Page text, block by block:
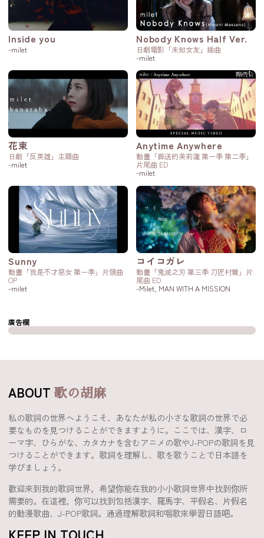
Inside you
-milet
Nobody Knows Half Ver.
日劇電影「未知女友」插曲
-milet
花束
日劇「反英雄」主題曲
-milet
Anytime Anywhere
動畫「葬送的芙莉蓮 第一季 第二季」
片尾曲 ED
-milet
Sunny
動畫「我是不才惡女 第一季」片頭曲
OP
-milet
コイコガレ
動畫「鬼滅之刃 第三季 刀匠村篇」片
尾曲 ED
-Milet, MAN WITH A MISSION
廣告欄
ABOUT歌の胡麻
私の歌詞の世界へようこそ、あなたが私の小さな歌詞の世界で必
要なものを見つけることができますように。ここでは、漢字、ロ
ーマ字、ひらがな、カタカナを含むアニメの歌やJ-POPの歌詞を見
つけることができます。歌詞を理解し、歌を歌うことで日本語を
学びましょう。
歡迎來到我的歌詞世界，希望你能在我的小小歌詞世界中找到你所
需要的。在這裡，你可以找到包括漢字、羅馬字、平假名、片假名
的動漫歌曲、J-POP歌詞。通過理解歌詞和唱歌來學習日語吧。
KEEP IN TOUCH